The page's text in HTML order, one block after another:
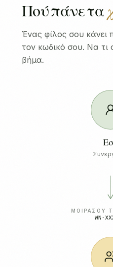
Πού πάνε τα
Ένας φίλος σου κάνει
τον κωδικό σου. Να τι
βήμα.
ΜΟΙΡΆΣΟΥ
WN-